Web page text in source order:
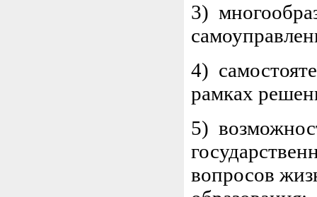
3)
4)
рамках
5)
вопросов